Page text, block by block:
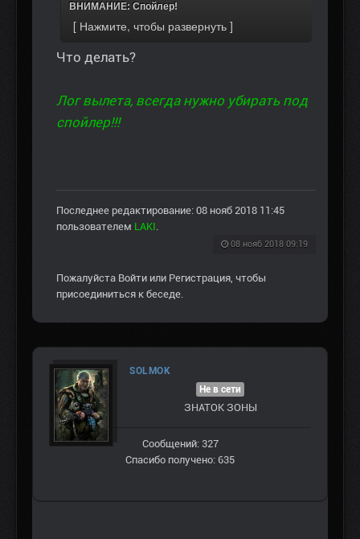
ВНИМАНИЕ: Спойлер!
Что делать?
Лог вылета, всегда нужно убирать под
спойлер!!!
Последнее редактирование: 08 нояб 2018 11:45
пользователем LAKI.
08 нояб 2018 09:19
Пожалуйста Войти или Регистрация, чтобы
присоединиться к беседе.
SOLMOK
Не в сети
ЗНАТОК ЗОНЫ
Сообщений: 327
Спасибо получено: 635